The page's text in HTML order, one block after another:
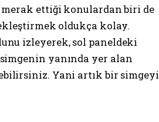
ettiği konulardan biri de
oldukça kolay.
izleyerek, sol paneldeki
yanında yer alan
Yani artık bir simgeyi